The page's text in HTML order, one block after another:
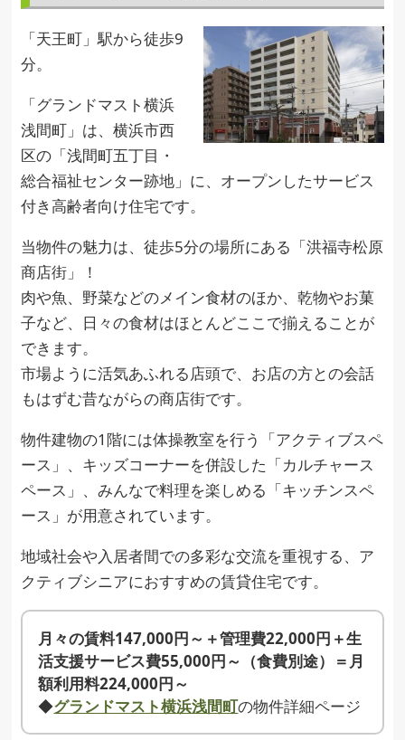
「天王町」駅から徒歩9
分。
「グランドマスト横浜
浅間町」は、横浜市西
区の「浅間町五丁目・
総合福祉センター跡地」に、オープンしたサービス
付き高齢者向け住宅です。
当物件の魅力は、徒歩5分の場所にある「洪福寺松原
商店街」！
肉や魚、野菜などのメイン食材のほか、乾物やお菓
子など、日々の食材はほとんどここで揃えることが
できます。
市場ように活気あふれる店頭で、お店の方との会話
もはずむ昔ながらの商店街です。
物件建物の1階には体操教室を行う「アクティブスペ
ース」、キッズコーナーを併設した「カルチャース
ペース」、みんなで料理を楽しめる「キッチンスペ
ース」が用意されています。
地域社会や入居者間での多彩な交流を重視する、ア
クティブシニアにおすすめの賃貸住宅です。
月々の賃料147,000円～＋管理費22,000円＋生
活支援サービス費55,000円～（食費別途）＝月
額利用料224,000円～
◆グランドマスト横浜浅間町の物件詳細ページ